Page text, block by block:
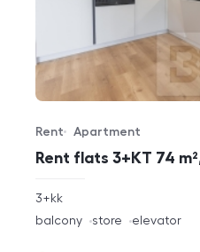
Rent flats 3+KT 74
Offer type
Rent
Property type
Apartment
rozměry
3+kk
funkce
balcony store elevator